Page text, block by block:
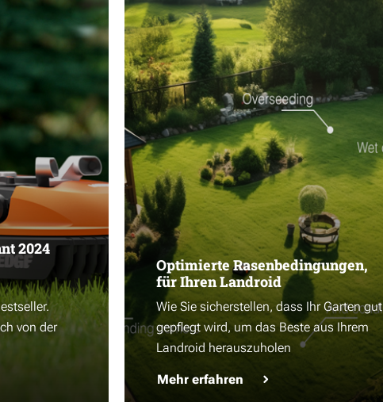
2024
von der
Optimierte Rasenbedingungen,
für Ihren Landroid
Wie Sie sicherstellen, dass Ihr Garten gut
gepflegt wird, um das Beste aus Ihrem
Landroid herauszuholen
Mehr erfahren